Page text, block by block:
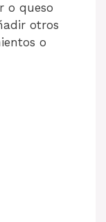
o queso
otros
o